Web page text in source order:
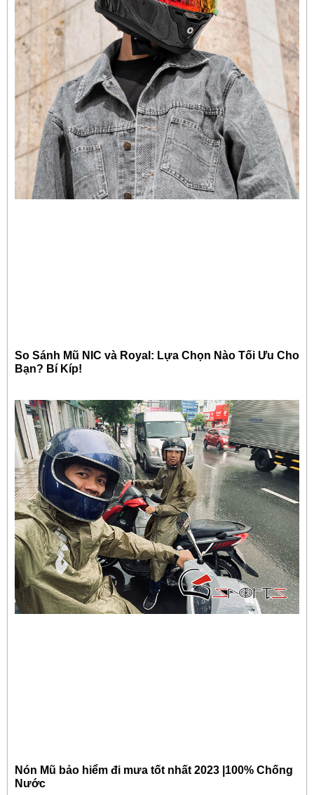
So Sánh Mũ NIC và Royal: Lựa Chọn Nào Tối Ưu Cho
Bạn? Bí Kíp!
Nón Mũ bảo hiểm đi mưa tốt nhất 2023 |100% Chống
Nước